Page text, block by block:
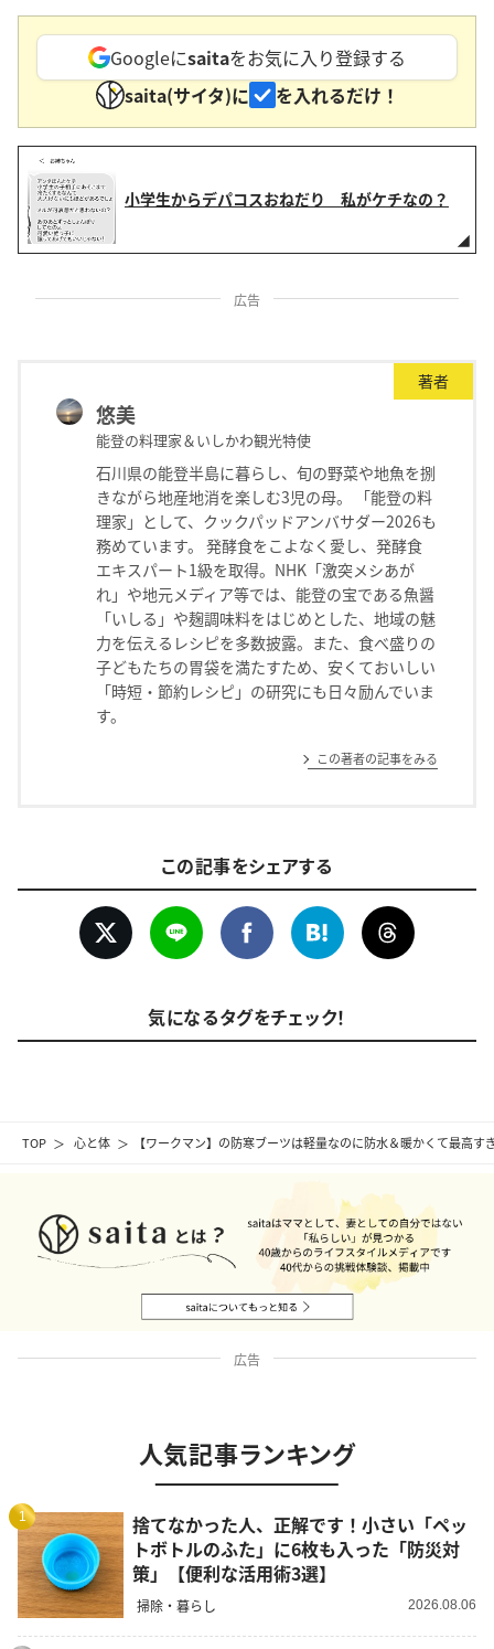
TOP 心と体 【ワークマン】の防寒ブーツは軽量なのに防水＆暖かくて最高す
Googleにsaitaをお気に入り登録する
saita(サイタ)に
を入れるだけ！
小学生からデパコスおねだり 私がケチなの？
広告
著者
悠美
能登の料理家＆いしかわ観光特使
石川県の能登半島に暮らし、旬の野菜や地魚を捌
きながら地産地消を楽しむ3児の母。 「能登の料
理家」として、クックパッドアンバサダー2026も
務めています。 発酵食をこよなく愛し、発酵食
エキスパート1級を取得。NHK「激突メシあが
れ」や地元メディア等では、能登の宝である魚醤
「いしる」や麹調味料をはじめとした、地域の魅
力を伝えるレシピを多数披露。また、食べ盛りの
子どもたちの胃袋を満たすため、安くておいしい
「時短・節約レシピ」の研究にも日々励んでいま
す。
この著者の記事をみる
この記事をシェアする
気になるタグをチェック！
広告
人気記事ランキング
1
捨てなかった人、正解です！小さい「ペッ
トボトルのふた」に6枚も入った「防災対
策」【便利な活用術3選】
掃除・暮らし 2026.08.06